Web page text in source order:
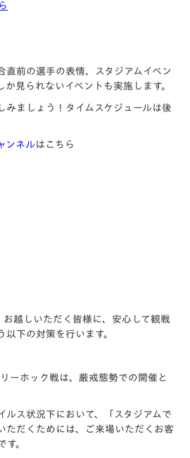
直前の選手の表情、スタジアムイベン
か見られないイベントも実施します。
みましょう！タイムスケジュールは後
ンネル はこちら
越しいただく皆様に、安心して観戦
以下の対策を行います。
ーホック戦は、 厳戒態勢での開催と
ルス状況下において、「スタジアムで
ただくためには、ご来場いただくお客
。